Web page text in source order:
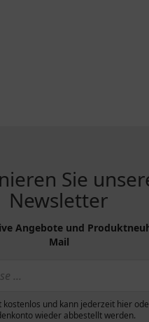
Sie
Newsletter
Angebote und
Mail
und kann jederzeit hier
wieder abbestellt werden.